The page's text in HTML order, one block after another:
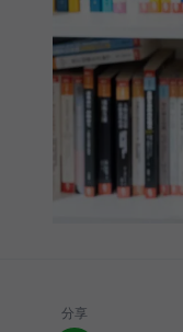
分享